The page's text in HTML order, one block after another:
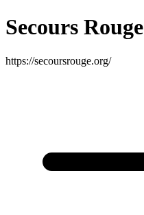
Secours Rouge
https://secoursrouge.org/